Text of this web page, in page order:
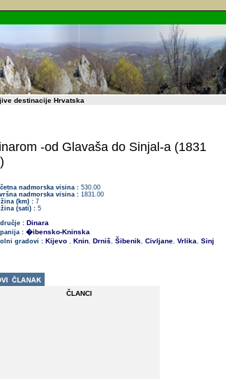
destinacije Hrvatska
-od Glavaša do Sinjal-a (1831
nadmorska visina :530.00
nadmorska visina :1831.00
(km) :7
(sati) :5
: Dinara
: �ibensko-Kninska
gradovi : Kijevo , Knin, Drniš, Šibenik, Civljane, Vrlika, Sinj
ČLANCI